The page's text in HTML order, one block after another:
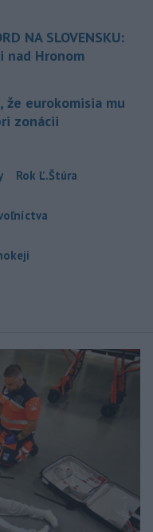
NA SLOVENSKU:
nad Hronom
eurokomisia mu
zonácii
Rok Ľ.Štúra